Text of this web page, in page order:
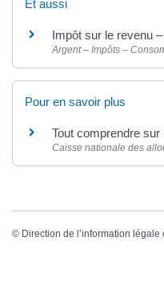
Et aussi
Impôt sur le revenu
Argent – Impôts –
Pour en savoir plus
Tout comprendre
Caisse nationale des
© Direction de l’information légale